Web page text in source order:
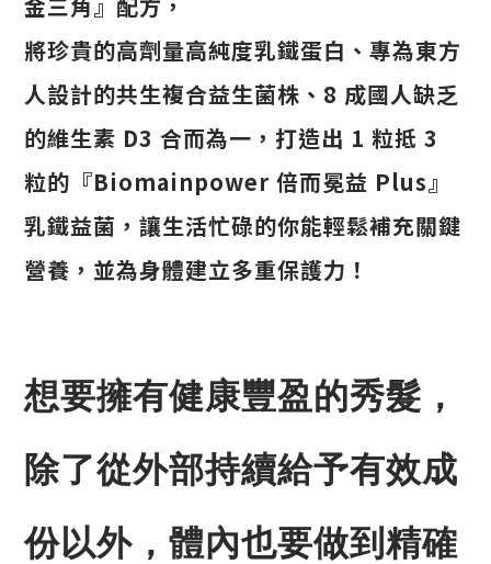
將珍貴的高劑量高純度乳鐵蛋白、專為東方
人設計的共生複合益生菌株、8 成國人缺乏
的維生素 D3 合而為一，打造出 1 粒抵 3
粒的『Biomainpower 倍而冕益 Plus』
乳鐵益菌，讓生活忙碌的你能輕鬆補充關鍵
營養，並為身體建立多重保護力！
想要擁有健康豐盈的秀髮，
除了從外部持續給予有效成
份以外，體內也要做到精確